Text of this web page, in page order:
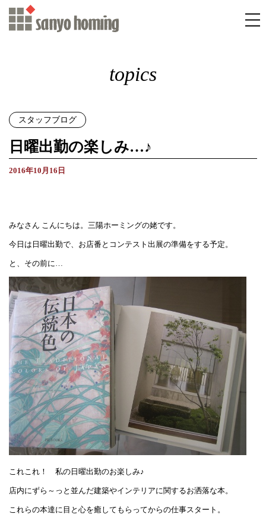
topics
スタッフブログ
日曜出勤の楽しみ…♪
2016年10月16日
みなさん こんにちは。三陽ホーミングの姥です。
今日は日曜出勤で、お店番とコンテスト出展の準備をする予定。
と、その前に…
これこれ！ 私の日曜出勤のお楽しみ♪
店内にずら～っと並んだ建築やインテリアに関するお洒落な本。
これらの本達に目と心を癒してもらってからの仕事スタート。